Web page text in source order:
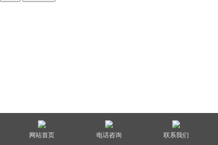
网站首页 电话咨询 联系我们